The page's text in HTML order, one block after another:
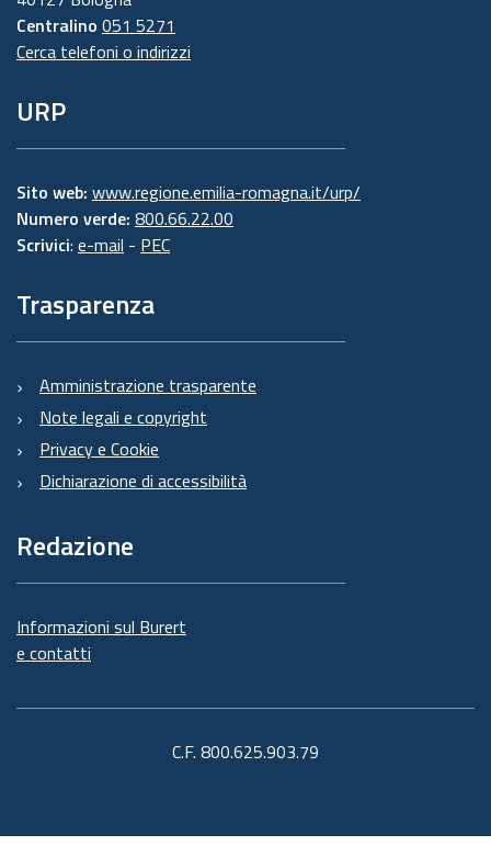
Centralino 051 5271
Cerca telefoni o indirizzi
URP
Sito web: www.regione.emilia-romagna.it/urp/
Numero verde: 800.66.22.00
Scrivici: e-mail - PEC
Trasparenza
Amministrazione trasparente
Note legali e copyright
Privacy e Cookie
Dichiarazione di accessibilità
Redazione
Informazioni sul Burert
e contatti
C.F. 800.625.903.79